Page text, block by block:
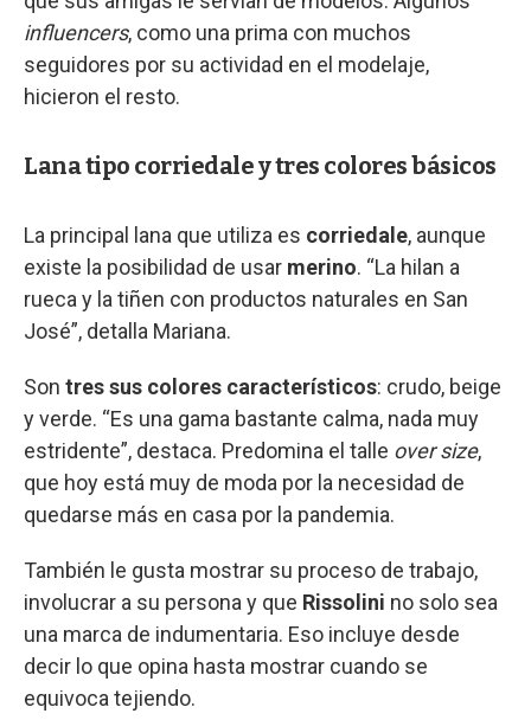
influencers, como una prima con muchos
seguidores por su actividad en el modelaje,
hicieron el resto.
Lana tipo corriedale y tres colores básicos
La principal lana que utiliza es corriedale, aunque
existe la posibilidad de usar merino. “La hilan a
rueca y la tiñen con productos naturales en San
José”, detalla Mariana.
Son tres sus colores característicos: crudo, beige
y verde. “Es una gama bastante calma, nada muy
estridente”, destaca. Predomina el talle over size,
que hoy está muy de moda por la necesidad de
quedarse más en casa por la pandemia.
También le gusta mostrar su proceso de trabajo,
involucrar a su persona y que Rissolini no solo sea
una marca de indumentaria. Eso incluye desde
decir lo que opina hasta mostrar cuando se
equivoca tejiendo.